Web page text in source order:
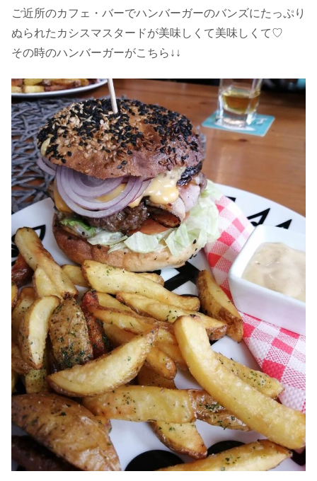
ご近所のカフェ・バーでハンバーガーのバンズにたっぷり
ぬられたカシスマスタードが美味しくて美味しくて♡
その時のハンバーガーがこちら↓↓